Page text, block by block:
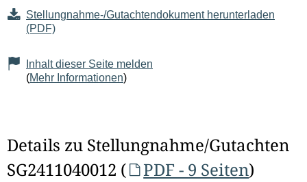
Stellungnahme-/Gutachtendokument herunterladen
(PDF)
Inhalt dieser Seite melden
(Mehr Informationen)
Details zu Stellungnahme/Gutachten
SG2411040012 (
PDF - 9 Seiten)